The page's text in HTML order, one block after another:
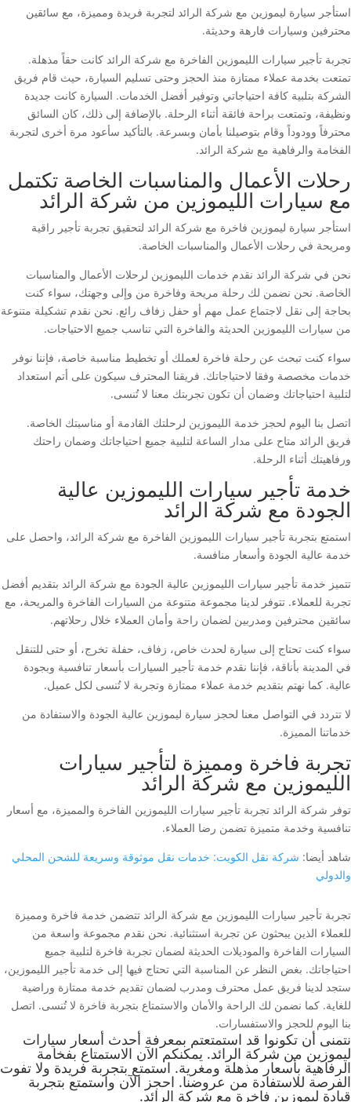
استأجر سيارة ليموزين مع شركة الرائد لتجربة فريدة ومميزة، مع سائقين
محترفين وسيارات فارهة وحديثة.
تجربة تأجير سيارات الليموزين الفاخرة مع شركة الرائد كانت حقاً مذهلة.
تمتعت بخدمة عملاء ممتازة منذ الحجز وحتى تسليم السيارة، حيث قام فريق
الشركة بتلبية كافة احتياجاتي وتوفير أفضل الخدمات. السيارة كانت جديدة
ونظيفة، وتمتعت براحة فائقة أثناء الرحلة. بالإضافة إلى ذلك، كان السائق
محترفاً وودوداً وقام بتوصيلنا بأمان وبسرعة. بالتأكيد سأعود مرة أخرى لتجربة
الفخامة والرفاهية مع شركة الرائد.
رحلات الأعمال والمناسبات الخاصة تكتمل
مع سيارات الليموزين من شركة الرائد
استأجر سيارة ليموزين فاخرة مع شركة الرائد لتحقيق تجربة تأجير راقية
ومريحة في رحلات الأعمال والمناسبات الخاصة.
نحن في شركة الرائد نقدم خدمات الليموزين لرحلات الأعمال والمناسبات
الخاصة. نحن نضمن لك رحلة مريحة وفاخرة من وإلى وجهتك، سواء كنت
بحاجة إلى نقل لاجتماع عمل مهم أو حفل زفاف رائع. نحن نقدم تشكيلة متنوعة
من سيارات الليموزين الحديثة والفاخرة التي تناسب جميع الاحتياجات.
سواء كنت تبحث عن رحلة فاخرة لعملك أو تخطيط مناسبة خاصة، فإننا نوفر
خدمات مخصصة وفقا لاحتياجاتك. فريقنا المحترف سيكون على أتم استعداد
لتلبية احتياجاتك وضمان أن تكون تجربتك معنا لا تُنسى.
اتصل بنا اليوم لحجز خدمة الليموزين لرحلتك القادمة أو مناسبتك الخاصة.
فريق الرائد متاح على مدار الساعة لتلبية جميع احتياجاتك وضمان راحتك
ورفاهيتك أثناء الرحلة.
خدمة تأجير سيارات الليموزين عالية
الجودة مع شركة الرائد
استمتع بتجربة تأجير سيارات الليموزين الفاخرة مع شركة الرائد، واحصل على
خدمة عالية الجودة وأسعار منافسة.
تتميز خدمة تأجير سيارات الليموزين عالية الجودة مع شركة الرائد بتقديم أفضل
تجربة للعملاء. تتوفر لدينا مجموعة متنوعة من السيارات الفاخرة والمريحة، مع
سائقين محترفين ومدربين لضمان راحة وأمان العملاء خلال رحلاتهم.
سواء كنت تحتاج إلى سيارة لحدث خاص، زفاف، حفلة تخرج، أو حتى للتنقل
في المدينة بأناقة، فإننا نقدم خدمة تأجير السيارات بأسعار تنافسية وبجودة
عالية. كما نهتم بتقديم خدمة عملاء ممتازة وتجربة لا تُنسى لكل عميل.
لا تتردد في التواصل معنا لحجز سيارة ليموزين عالية الجودة والاستفادة من
خدماتنا المميزة.
تجربة فاخرة ومميزة لتأجير سيارات
الليموزين مع شركة الرائد
توفر شركة الرائد تجربة تأجير سيارات الليموزين الفاخرة والمميزة، مع أسعار
تنافسية وخدمة متميزة تضمن رضا العملاء.
شاهد أيضا: شركة نقل الكويت: خدمات نقل موثوقة وسريعة للشحن المحلي
والدولي
تجربة تأجير سيارات الليموزين مع شركة الرائد تتضمن خدمة فاخرة ومميزة
للعملاء الذين يبحثون عن تجربة استثنائية. نحن نقدم مجموعة واسعة من
السيارات الفاخرة والموديلات الحديثة لضمان تجربة فاخرة لتلبية جميع
احتياجاتك. بغض النظر عن المناسبة التي تحتاج فيها إلى خدمة تأجير الليموزين،
ستجد لدينا فريق عمل محترف ومدرب لضمان تقديم خدمة ممتازة وراضية
للغاية. كما نضمن لك الراحة والأمان والاستمتاع بتجربة فاخرة لا تُنسى. اتصل
بنا اليوم للحجز والاستفسارات.
نتمنى أن تكونوا قد استمتعتم بمعرفة أحدث أسعار سيارات
ليموزين من شركة الرائد. يمكنكم الآن الاستمتاع بفخامة
الرفاهية بأسعار مذهلة ومغرية. استمتع بتجربة فريدة ولا تفوت
الفرصة للاستفادة من عروضنا. احجز الآن واستمتع بتجربة
قيادة ليموزين فاخرة مع شركة الرائد.